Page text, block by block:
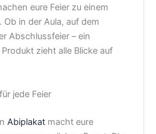
eure Feier zu einem
in der Aula, auf dem
Abschlussfeier – ein
zieht alle Blicke auf
jede Feier
Abiplakat macht eure